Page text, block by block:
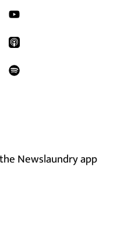
Newslaundry app